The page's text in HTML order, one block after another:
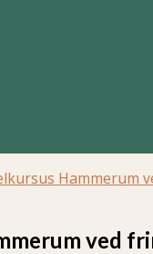
Hammerum
ved